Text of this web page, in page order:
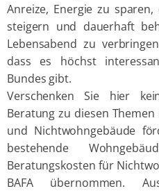
Anreize, Energie zu
steigern und dauerhaft
Lebensabend zu
dass es höchst
Bundes gibt.
Verschenken Sie hier
Beratung zu diesen
und Nichtwohngebäude
bestehende
Beratungskosten für
BAFA übernommen.